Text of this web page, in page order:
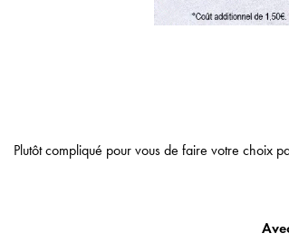
Plutôt compliqué pour vous de faire votre choix